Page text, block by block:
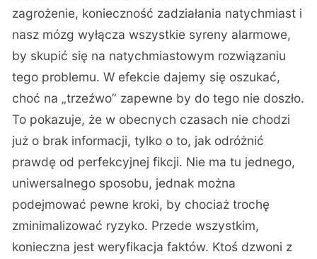
zagrożenie, konieczność zadziałania natychmiast i
nasz mózg wyłącza wszystkie syreny alarmowe,
by skupić się na natychmiastowym rozwiązaniu
tego problemu. W efekcie dajemy się oszukać,
choć na „trzeźwo” zapewne by do tego nie doszło.
To pokazuje, że w obecnych czasach nie chodzi
już o brak informacji, tylko o to, jak odróżnić
prawdę od perfekcyjnej fikcji. Nie ma tu jednego,
uniwersalnego sposobu, jednak można
podejmować pewne kroki, by chociaż trochę
zminimalizować ryzyko. Przede wszystkim,
konieczna jest weryfikacja faktów. Ktoś dzwoni z